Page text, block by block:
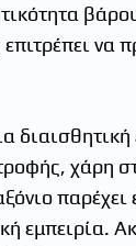
να
χάρη
παρέχει
εμπειρία.